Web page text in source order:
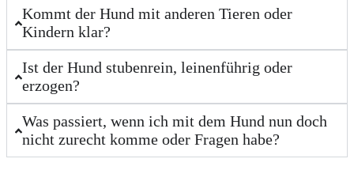
Kommt der Hund mit anderen Tieren oder
Kindern klar?
Ist der Hund stubenrein, leinenführig oder
erzogen?
Was passiert, wenn ich mit dem Hund nun doch
nicht zurecht komme oder Fragen habe?